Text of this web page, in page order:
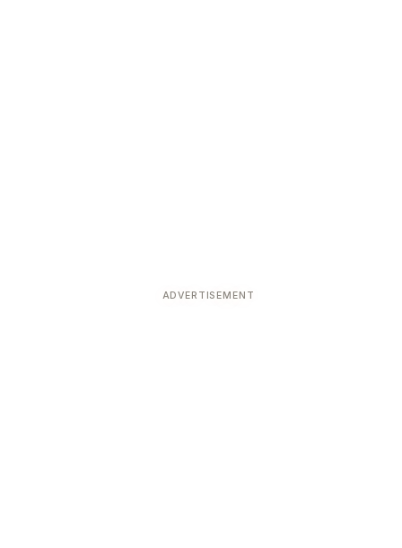
ADVERTISEMENT